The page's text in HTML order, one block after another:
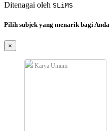
Ditenagai oleh SLiMS
Pilih subjek yang menarik bagi Anda
×
Karya Umum